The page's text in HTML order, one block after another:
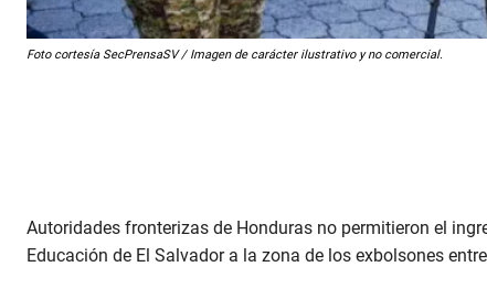
Foto cortesía SecPrensaSV / Imagen de carácter ilustrativo y no comercial.
Autoridades fronterizas de Honduras no permitieron el
Educación de El Salvador a la zona de los exbolsones